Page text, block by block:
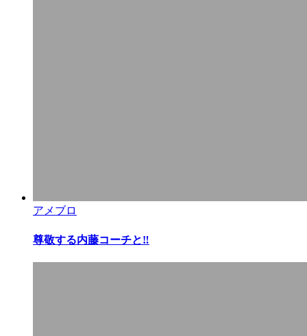
アメブロ
尊敬する内藤コーチと‼︎